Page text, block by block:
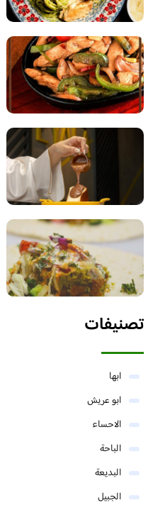
تصنيفات
ابها
ابو عريش
الاحساء
الباحة
البديعة
الجبيل